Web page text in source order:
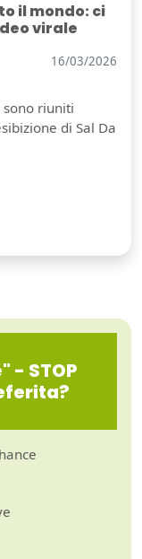
il mondo: ci
virale
16/03/2026
riuniti
di Sal Da
- STOP